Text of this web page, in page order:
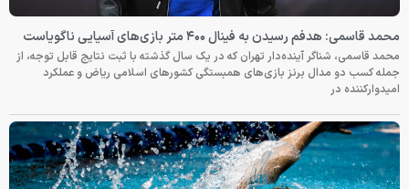
محمد قاسمی: هدفم رسیدن به فینال ۴۰۰ متر بازی‌های آسیایی ناگویاست
محمد قاسمی، شناگر آینده‌دار تهران که در یک سال گذشته با ثبت نتایج قابل توجه، از
جمله کسب دو مدال برنز بازی‌های همبستگی کشورهای اسلامی ریاض و عملکرد
امیدوارکننده در